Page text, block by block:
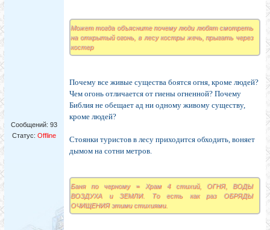
Сообщений: 93
Статус: Offline
Может тогда объясните почему люди любят смотреть
на открытый огонь, в лесу костры жечь, прыгать через
костер
Почему все живые существа боятся огня, кроме людей?
Чем огонь отличается от гиены огненной? Почему
Библия не обещает ад ни одному живому существу,
кроме людей?
Стоянки туристов в лесу приходится обходить, воняет
дымом на сотни метров.
Баня по черному = Храм 4 стихий, ОГНЯ, ВОДЫ
ВОЗДУХА и ЗЕМЛИ. То есть как раз ОБРЯДЫ
ОЧИЩЕНИЯ этими стихиями.